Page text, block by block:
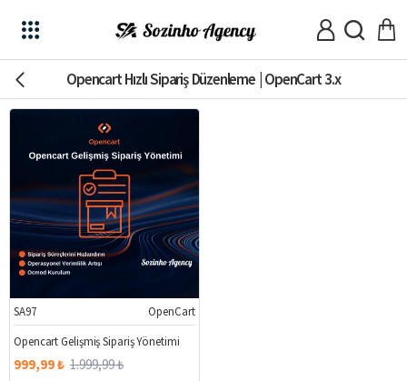
Opencart Hızlı Sipariş Düzenleme | OpenCart 3.x
%50
SA97
OpenCart
Opencart Gelişmiş Sipariş Yönetimi
999,99 ₺ 1.999,99 ₺